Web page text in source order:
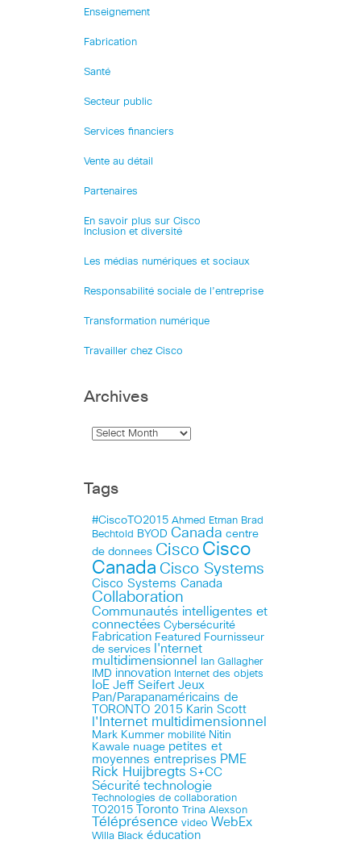
Enseignement
Fabrication
Santé
Secteur public
Services financiers
Vente au détail
Partenaires
En savoir plus sur Cisco
Inclusion et diversité
Les médias numériques et sociaux
Responsabilité sociale de l’entreprise
Transformation numérique
Travailler chez Cisco
Archives
Tags
#CiscoTO2015 Ahmed Etman Brad
Bechtold
BYOD Canada centre
de donnees Cisco Cisco
Canada Cisco Systems
Cisco Systems Canada
Collaboration
Communautés intelligentes et
connectées Cybersécurité
Fabrication Featured Fournisseur
de services
I'nternet
multidimensionnel
Ian Gallagher
IMD innovation Internet des objets
IoE Jeff Seifert Jeux
Pan/Parapanaméricains de
TORONTO 2015 Karin Scott
l'Internet multidimensionnel
Mark Kummer mobilité Nitin
Kawale nuage petites et
moyennes entreprises PME
Rick Huijbregts S+CC
Sécurité technologie
Technologies de collaboration
TO2015 Toronto Trina Alexson
Téléprésence video WebEx
Willa Black éducation